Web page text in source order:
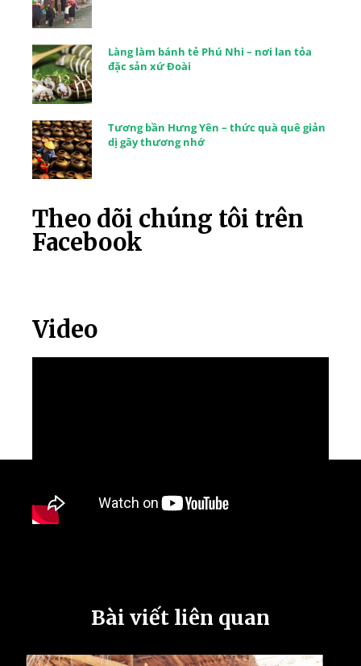
Làng làm bánh tẻ Phú Nhi – nơi lan tỏa
đặc sản xứ Đoài
Tương bần Hưng Yên – thức quà quê giản
dị gây thương nhớ
Theo dõi chúng tôi trên
Facebook
Video
Bài viết liên quan